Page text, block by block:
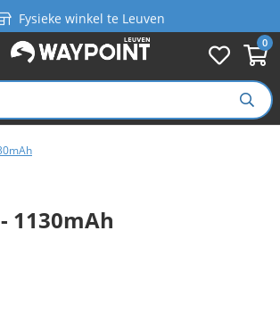
0
Fysieke winkel te Leuven
Persoonlijk advies
verzending in België vanaf €99
1130mAh